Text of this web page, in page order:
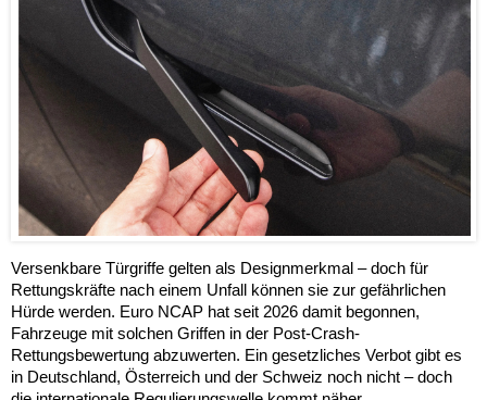
Versenkbare Türgriffe gelten als Designmerkmal – doch für
Rettungskräfte nach einem Unfall können sie zur gefährlichen
Hürde werden. Euro NCAP hat seit 2026 damit begonnen,
Fahrzeuge mit solchen Griffen in der Post-Crash-
Rettungsbewertung abzuwerten. Ein gesetzliches Verbot gibt es
in Deutschland, Österreich und der Schweiz noch nicht – doch